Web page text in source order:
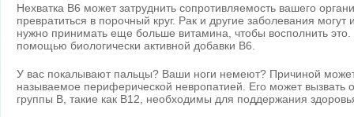
Нехватка B6 может затруднить сопротивляемость вашего
превратиться в порочный круг. Рак и другие заболевания
нужно принимать еще больше витамина, чтобы восполнить это.
помощью биологически активной добавки B6.
У вас покалывают пальцы? Ваши ноги немеют? Причиной
называемое периферической невропатией. Его может вызвать
группы B, такие как B12, необходимы для поддержания